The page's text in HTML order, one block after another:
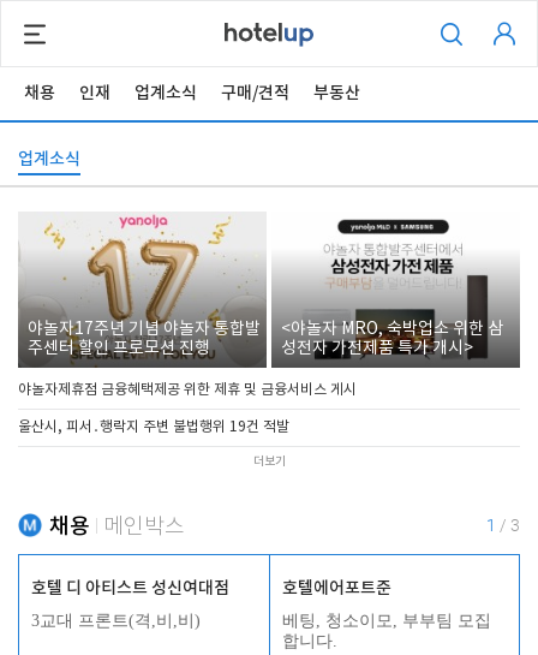
채용 인재 업계소식 구매/견적 부동산
업계소식
야놀자17주년 기념 야놀자 통합발
주센터 할인 프로모션 진행
<야놀자 MRO, 숙박업소 위한 삼
성전자 가전제품 특가 개시>
야놀자제휴점 금융혜택제공 위한 제휴 및 금융서비스 게시
울산시, 피서․행락지 주변 불법행위 19건 적발
더보기
채용 메인박스 1 / 3
호텔 디 아티스트 성신여대점
3교대 프론트(격,비,비)
호텔에어포트준
베팅, 청소이모, 부부팀 모집
합니다.